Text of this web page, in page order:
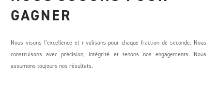
GAGNER
Nous visons l’excellence et rivalisons pour chaque fraction de seconde. Nous
construisons avec précision, intégrité et tenons nos engagements. Nous
assumons toujours nos résultats.